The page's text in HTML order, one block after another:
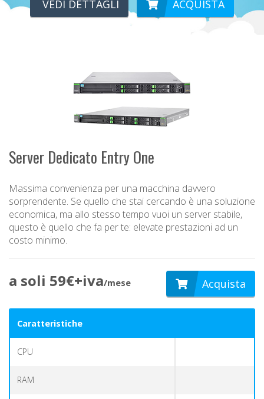
VEDI DETTAGLI ACQUISTA
Server Dedicato Entry One
Massima convenienza per una macchina davvero
sorprendente. Se quello che stai cercando è una soluzione
economica, ma allo stesso tempo vuoi un server stabile,
questo è quello che fa per te: elevate prestazioni ad un
costo minimo.
a soli 59€+iva/mese Acquista
Caratteristiche
CPU
RAM